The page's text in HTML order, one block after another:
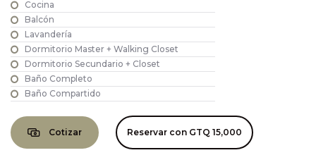
Cocina
Balcón
Lavandería
Dormitorio Master + Walking Closet
Dormitorio Secundario + Closet
Baño Completo
Baño Compartido
Cotizar Reservar con GTQ 15,000